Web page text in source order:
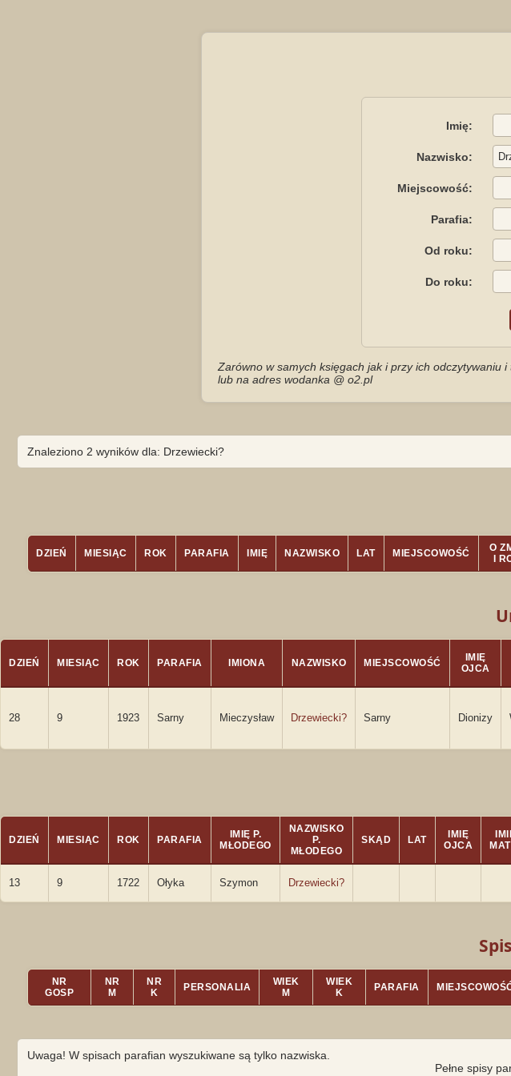
Imię:
Nazwisko:
Miejscowość:
Parafia:
Od roku:
Do roku:
Zarówno w samych księgach jak i przy ich odczytywaniu i
lub na adres wodanka @ o2.pl
Znaleziono 2 wyników dla: Drzewiecki?
DZIEŃ MIESIĄC ROK PARAFIA IMIĘ NAZWISKO LAT MIEJSCOWOŚĆ
O
I
DZIEŃ MIESIĄC ROK PARAFIA IMIONA NAZWISKO MIEJSCOWOŚĆ
IMIĘ
OJCA
28 9 1923 Sarny Mieczysław Drzewiecki? Sarny Dionizy
DZIEŃ MIESIĄC ROK PARAFIA
IMIĘ P.
MŁODEGO
NAZWISKO
P.
MŁODEGO
SKĄD LAT
IMIĘ
OJCA
13 9 1722 Ołyka Szymon Drzewiecki?
NR
GOSP
NR
M
NR
K
PERSONALIA
WIEK
M
WIEK
K
PARAFIA
Uwaga! W spisach parafian wyszukiwane są tylko nazwiska.
Pełne spisy